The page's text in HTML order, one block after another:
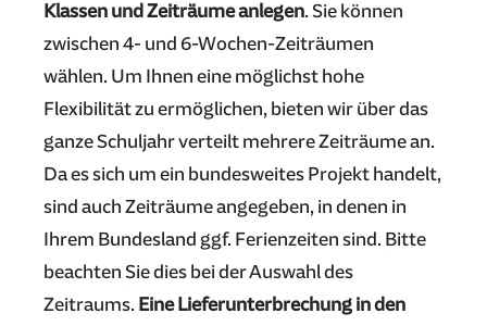
Klassen und Zeiträume anlegen. Sie können
zwischen 4- und 6-Wochen-Zeiträumen
wählen. Um Ihnen eine möglichst hohe
Flexibilität zu ermöglichen, bieten wir über das
ganze Schuljahr verteilt mehrere Zeiträume an.
Da es sich um ein bundesweites Projekt handelt,
sind auch Zeiträume angegeben, in denen in
Ihrem Bundesland ggf. Ferienzeiten sind. Bitte
beachten Sie dies bei der Auswahl des
Zeitraums. Eine Lieferunterbrechung in den